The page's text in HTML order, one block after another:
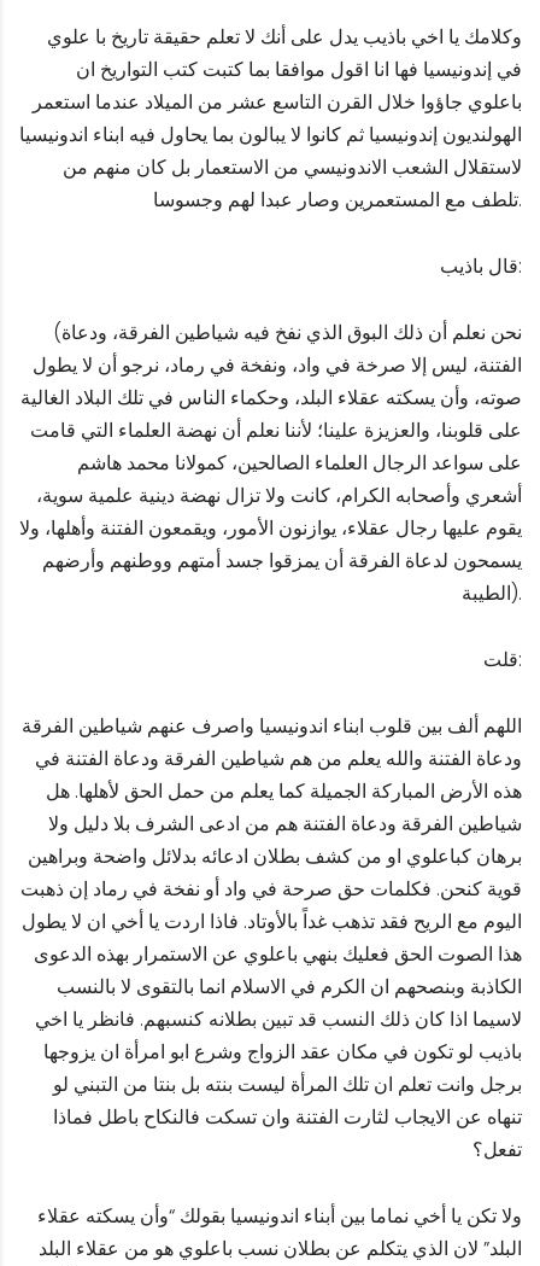
وكلامك يا اخي باذيب يدل على أنك لا تعلم حقيقة تاريخ با علوي
في إندونيسيا فها انا اقول موافقا بما كتبت كتب التواريخ ان
باعلوي جاؤوا خلال القرن التاسع عشر من الميلاد عندما استعمر
الهولنديون إندونيسيا ثم كانوا لا يبالون بما يحاول فيه ابناء اندونيسيا
لاستقلال الشعب الاندونيسي من الاستعمار بل كان منهم من
تلطف مع المستعمرين وصار عبدا لهم وجسوسا.
قال باذيب:
(نحن نعلم أن ذلك البوق الذي نفخ فيه شياطين الفرقة، ودعاة
الفتنة، ليس إلا صرخة في واد، ونفخة في رماد، نرجو أن لا يطول
صوته، وأن يسكته عقلاء البلد، وحكماء الناس في تلك البلاد الغالية
على قلوبنا، والعزيزة علينا؛ لأننا نعلم أن نهضة العلماء التي قامت
على سواعد الرجال العلماء الصالحين، کمولانا محمد هاشم
أشعري وأصحابه الكرام، كانت ولا تزال نهضة دينية علمية سوية،
يقوم عليها رجال عقلاء، يوازنون الأمور، ويقمعون الفتنة وأهلها، ولا
يسمحون لدعاة الفرقة أن يمزقوا جسد أمتهم ووطنهم وأرضهم
الطيبة).
قلت:
اللهم ألف بين قلوب ابناء اندونيسيا واصرف عنهم شياطين الفرقة
ودعاة الفتنة والله يعلم من هم شياطين الفرقة ودعاة الفتنة في
هذه الأرض المباركة الجميلة كما يعلم من حمل الحق لأهلها. هل
شياطين الفرقة ودعاة الفتنة هم من ادعى الشرف بلا دليل ولا
برهان كباعلوي او من كشف بطلان ادعائه بدلائل واضحة وبراهين
قوية كنحن. فكلمات حق صرحة في واد أو نفخة في رماد إن ذهبت
اليوم مع الريح فقد تذهب غداً بالأوتاد. فاذا اردت يا أخي ان لا يطول
هذا الصوت الحق فعليك بنهي باعلوي عن الاستمرار بهذه الدعوى
الكاذبة وبنصحهم ان الكرم في الاسلام انما بالتقوى لا بالنسب
لاسيما اذا كان ذلك النسب قد تبين بطلانه كنسبهم. فانظر يا اخي
باذيب لو تكون في مكان عقد الزواج وشرع ابو امرأة ان يزوجها
برجل وانت تعلم ان تلك المرأة ليست بنته بل بنتا من التبني لو
تنهاه عن الايجاب لثارت الفتنة وان تسكت فالنكاح باطل فماذا
تفعل؟
ولا تكن يا أخي نماما بين أبناء اندونيسيا بقولك “وأن يسكته عقلاء
البلد” لان الذي يتكلم عن بطلان نسب باعلوي هو من عقلاء البلد